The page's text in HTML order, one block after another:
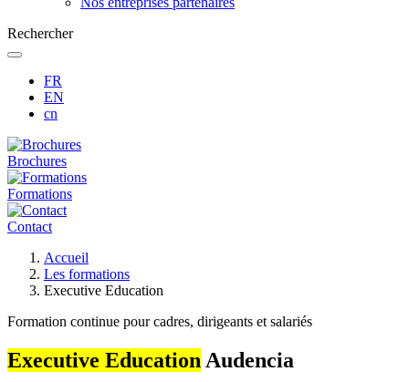
Rechercher
FR
EN
cn
Brochures
Formations
Contact
d'Ariane
Accueil
Les formations
Executive Education
Formation continue pour cadres, dirigeants et salariés
Executive Education Audencia